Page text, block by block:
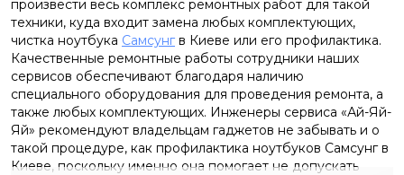
произвести весь комплекс ремонтных работ для такой
техники, куда входит замена любых комплектующих,
чистка ноутбука Самсунг в Киеве или его профилактика.
Качественные ремонтные работы сотрудники наших
сервисов обеспечивают благодаря наличию
специального оборудования для проведения ремонта, а
также любых комплектующих. Инженеры сервиса «Ай-Яй-
Яй» рекомендуют владельцам гаджетов не забывать и о
такой процедуре, как профилактика ноутбуков Самсунг в
Киеве, поскольку именно она помогает не допускать